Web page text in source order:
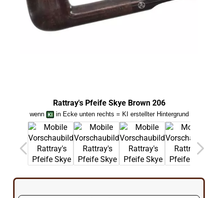
Rattray's Pfeife Skye Brown 206
wenn in Ecke unten rechts = KI erstellter Hintergrund